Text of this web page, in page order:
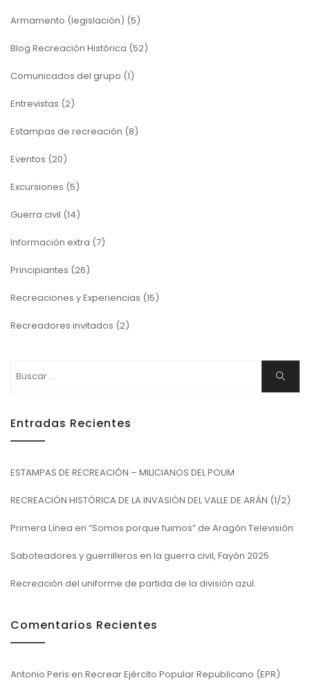
Armamento (legislación) (5)
Blog Recreación Histórica (52)
Comunicados del grupo (1)
Entrevistas (2)
Estampas de recreación (8)
Eventos (20)
Excursiones (5)
Guerra civil (14)
Información extra (7)
Principiantes (26)
Recreaciones y Experiencias (15)
Recreadores invitados (2)
Buscar
Entradas Recientes
ESTAMPAS DE RECREACIÓN – MILICIANOS DEL POUM
RECREACIÓN HISTÓRICA DE LA INVASIÓN DEL VALLE DE ARÁN (1/2)
Primera Línea en “Somos porque fuimos” de Aragón Televisión
Saboteadores y guerrilleros en la guerra civil, Fayón 2025
Recreación del uniforme de partida de la división azul.
Comentarios Recientes
Antonio Peris en Recrear Ejército Popular Republicano (EPR)